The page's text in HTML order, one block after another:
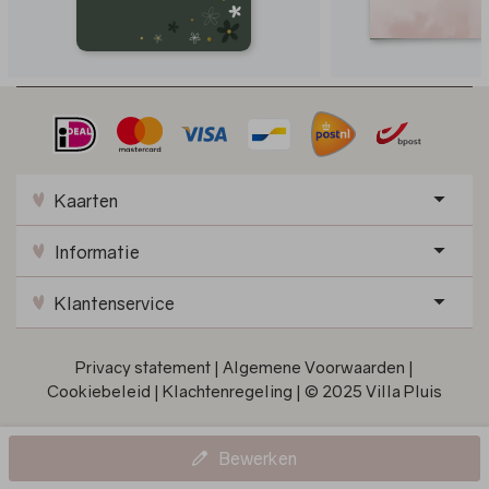
Bewerken
Kaarten
Informatie
Klantenservice
Privacy statement | Algemene Voorwaarden |
Cookiebeleid | Klachtenregeling | © 2025 Villa Pluis